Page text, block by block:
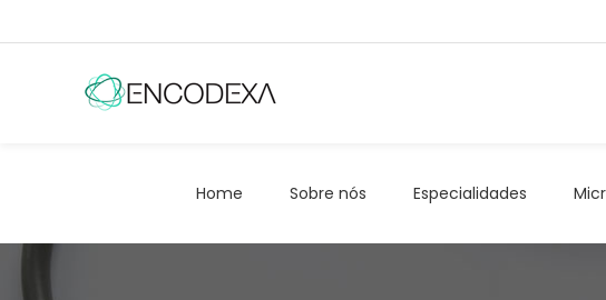
Home Sobre nós Especialidades